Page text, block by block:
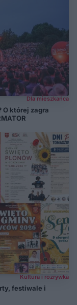
Dla mieszkańca
O której zagra
Kultura i rozrywka
festiwale i